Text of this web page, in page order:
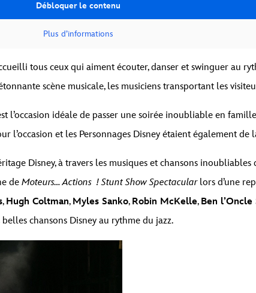
Débloquer le contenu
Plus d’informations
tous ceux qui aiment écouter, danser et swinguer au
scène musicale, les musiciens transportant les
l’occasion idéale de passer une soirée inoubliable en
l’occasion et les Personnages Disney étaient également de
Disney, à travers les musiques et chansons inoubliables
de Moteurs… Actions ! Stunt Show Spectacularlors d’une
, Hugh Coltman, Myles Sanko, Robin McKelle, Ben l’Oncle
belles chansons Disney au rythme du jazz.